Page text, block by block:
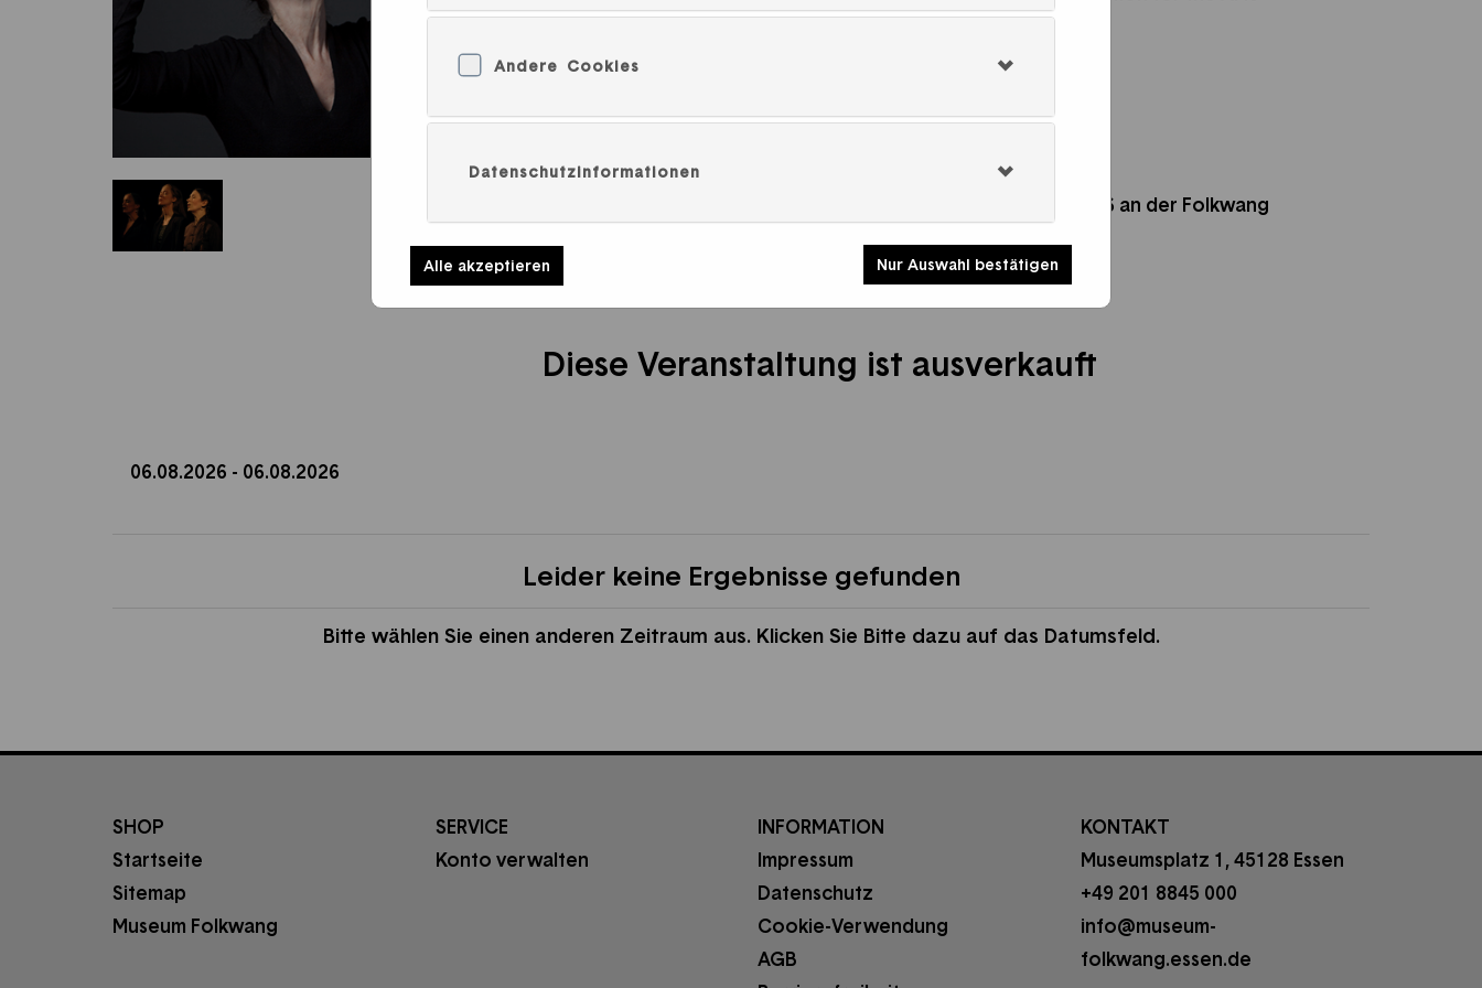
Andere Cookies
Datenschutzinformationen
Alle akzeptieren Nur Auswahl bestätigen
Katie Geissinger, Gesang
In Zusammenarbeit mit der Folkwang Universität der Künste
Meredith Monk ist Inhaberin der Pina Bausch Professur 2025/26 an der Folkwang
Mit Unterstützung des Folkwang-Museumsverein e. V.
Diese Veranstaltung ist ausverkauft
Leider keine Ergebnisse gefunden
Bitte wählen Sie einen anderen Zeitraum aus. Klicken Sie Bitte dazu auf das Datumsfeld.
SHOP
Startseite
Sitemap
Museum Folkwang
SERVICE
Konto verwalten
INFORMATION
Impressum
Datenschutz
Cookie-Verwendung
AGB
KONTAKT
Museumsplatz 1, 45128 Essen
+49 201 8845 000
info@museum-
folkwang.essen.de